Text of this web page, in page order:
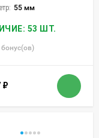
55 мм
53 ШТ.
бонус(ов)
₽